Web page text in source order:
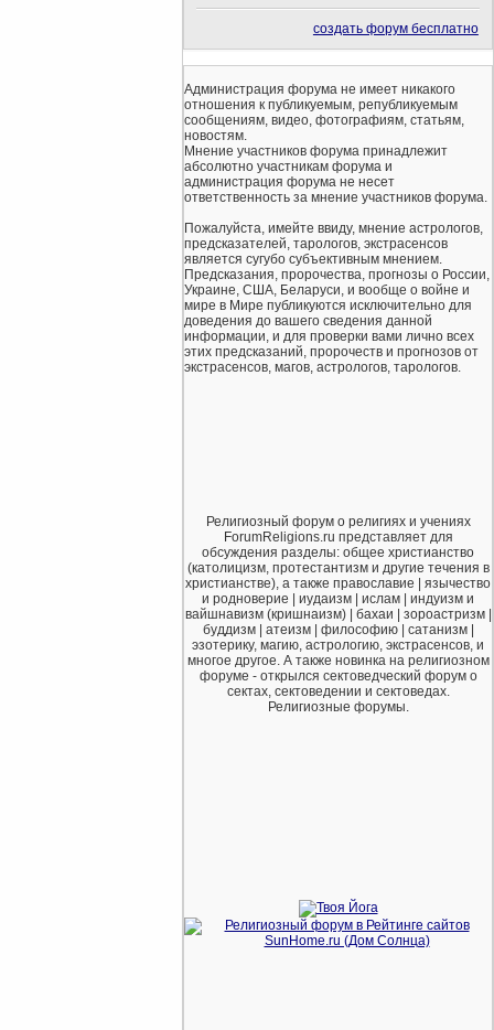
создать форум бесплатно
Администрация форума не имеет никакого
отношения к публикуемым, републикуемым
сообщениям, видео, фотографиям, статьям,
новостям.
Мнение участников форума принадлежит
абсолютно участникам форума и
администрация форума не несет
ответственность за мнение участников форума.
Пожалуйста, имейте ввиду, мнение астрологов,
предсказателей, тарологов, экстрасенсов
является сугубо субъективным мнением.
Предсказания, пророчества, прогнозы о России,
Украине, США, Беларуси, и вообще о войне и
мире в Мире публикуются исключительно для
доведения до вашего сведения данной
информации, и для проверки вами лично всех
этих предсказаний, пророчеств и прогнозов от
экстрасенсов, магов, астрологов, тарологов.
Религиозный форум о религиях и учениях
ForumReligions.ru представляет для
обсуждения разделы: общее христианство
(католицизм, протестантизм и другие течения в
христианстве), а также православие | язычество
и родноверие | иудаизм | ислам | индуизм и
вайшнавизм (кришнаизм) | бахаи | зороастризм |
буддизм | атеизм | философию | сатанизм |
эзотерику, магию, астрологию, экстрасенсов, и
многое другое. А также новинка на религиозном
форуме - открылся сектоведческий форум о
сектах, сектоведении и сектоведах.
Религиозные форумы.